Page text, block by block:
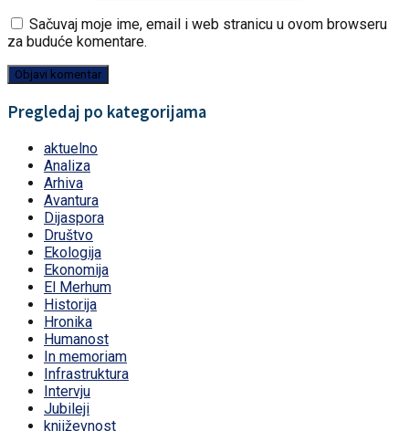
Sačuvaj moje ime, email i web stranicu u ovom browseru
za buduće komentare.
Pregledaj po kategorijama
aktuelno
Analiza
Arhiva
Avantura
Dijaspora
Društvo
Ekologija
Ekonomija
El Merhum
Historija
Hronika
Humanost
In memoriam
Infrastruktura
Intervju
Jubileji
književnost